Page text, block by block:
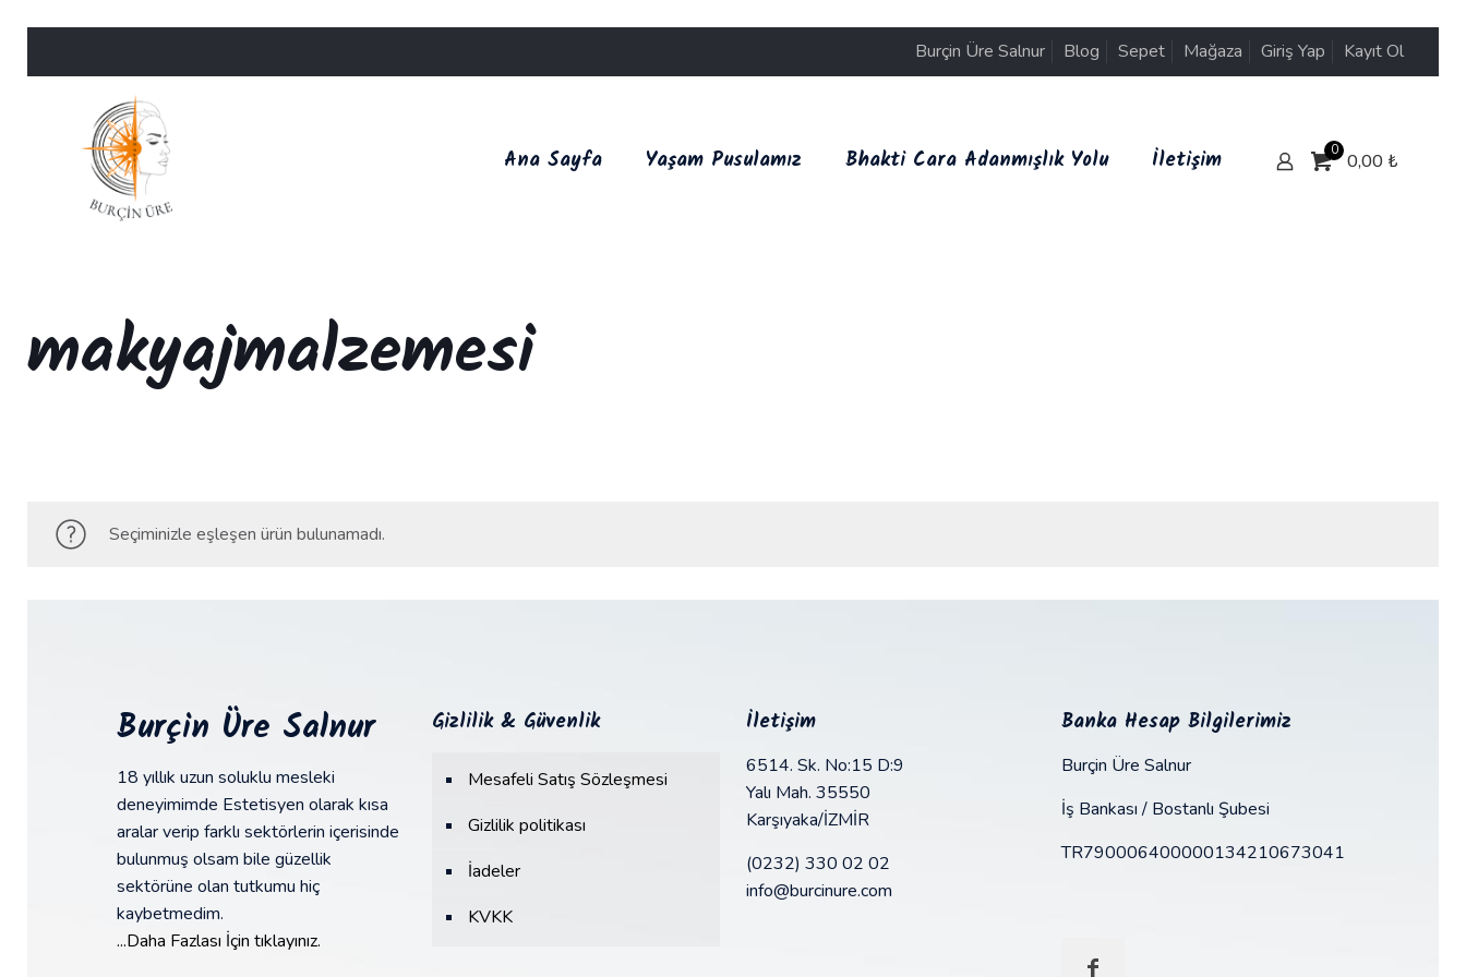
Burçin Üre Salnur Blog Sepet Mağaza Giriş Yap Kayıt Ol
Ana Sayfa Yaşam Pusulamız Bhakti Cara Adanmışlık Yolu İletişim 0 0,00 ₺
makyajmalzemesi
Seçiminizle eşleşen ürün bulunamadı.
Burçin Üre Salnur
18 yıllık uzun soluklu mesleki
deneyimimde Estetisyen olarak kısa
aralar verip farklı sektörlerin içerisinde
bulunmuş olsam bile güzellik
sektörüne olan tutkumu hiç
kaybetmedim.
...Daha Fazlası İçin tıklayınız.
Gizlilik & Güvenlik
Mesafeli Satış Sözleşmesi
Gizlilik politikası
İadeler
KVKK
İletişim
6514. Sk. No:15 D:9
Yalı Mah. 35550
Karşıyaka/İZMİR
(0232) 330 02 02
info@burcinure.com
Banka Hesap Bilgilerimiz
Burçin Üre Salnur
İş Bankası / Bostanlı Şubesi
TR790006400000134210673041